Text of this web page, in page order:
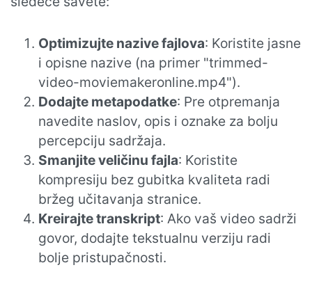
Optimizujte nazive fajlova: Koristite jasne
i opisne nazive (na primer "trimmed-
video-moviemakeronline.mp4").
Dodajte metapodatke: Pre otpremanja
navedite naslov, opis i oznake za bolju
percepciju sadržaja.
Smanjite veličinu fajla: Koristite
kompresiju bez gubitka kvaliteta radi
bržeg učitavanja stranice.
Kreirajte transkript: Ako vaš video sadrži
govor, dodajte tekstualnu verziju radi
bolje pristupačnosti.